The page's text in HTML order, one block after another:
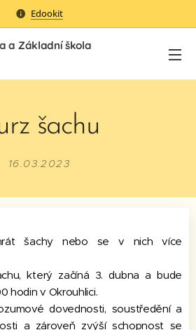
Edookit
a Základní škola
šachu
16.03.2023
šachy nebo se v nich více
který začíná 3. dubna a bude
hodin v Okrouhlici.
dovednosti, soustředění a
a zároveň zvýší schopnost se